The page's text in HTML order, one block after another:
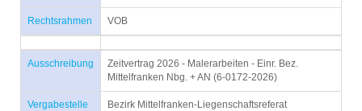
Rechtsrahmen VOB
Ausschreibung
Zeitvertrag 2026 - Malerarbeiten - Einr. Bez.
Mittelfranken Nbg. + AN (6-0172-2026)
Vergabestelle Bezirk Mittelfranken-Liegenschaftsreferat